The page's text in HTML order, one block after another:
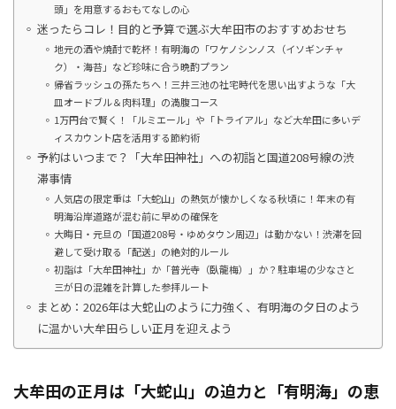
頭」を用意するおもてなしの心
迷ったらコレ！目的と予算で選ぶ大牟田市のおすすめおせち
地元の酒や焼酎で乾杯！有明海の「ワケノシンノス（イソギンチャ
ク）・海苔」など珍味に合う晩酌プラン
帰省ラッシュの孫たちへ！三井三池の社宅時代を思い出すような「大
皿オードブル＆肉料理」の満腹コース
1万円台で賢く！「ルミエール」や「トライアル」など大牟田に多いデ
ィスカウント店を活用する節約術
予約はいつまで？「大牟田神社」への初詣と国道208号線の渋
滞事情
人気店の限定重は「大蛇山」の熱気が懐かしくなる秋頃に！年末の有
明海沿岸道路が混む前に早めの確保を
大晦日・元旦の「国道208号・ゆめタウン周辺」は動かない！渋滞を回
避して受け取る「配送」の絶対的ルール
初詣は「大牟田神社」か「普光寺（臥龍梅）」か？駐車場の少なさと
三が日の混雑を計算した参拝ルート
まとめ：2026年は大蛇山のように力強く、有明海の夕日のよう
に温かい大牟田らしい正月を迎えよう
大牟田の正月は「大蛇山」の迫力と「有明海」の恵